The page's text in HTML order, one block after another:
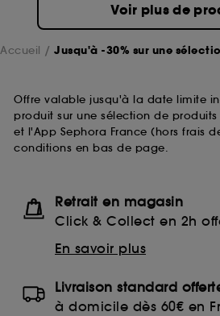
Voir plus de
Accueil Jusqu'à -30% sur une
Offre valable jusqu'à la date limite
produit sur une sélection de
et l'App Sephora France (hors frais
conditions en bas de page.
Retrait en magasin
Click & Collect en 2h
En savoir plus
Livraison standard
à domicile dès 60€ en